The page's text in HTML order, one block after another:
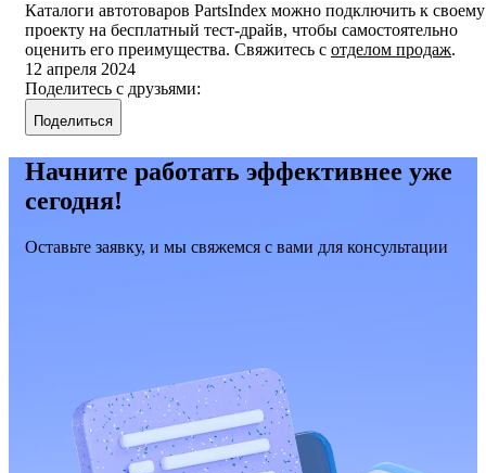
Каталоги автотоваров PartsIndex можно подключить к своему
проекту на бесплатный тест-драйв, чтобы самостоятельно
оценить его преимущества. Свяжитесь с отделом продаж.
12 апреля 2024
Поделитесь с друзьями:
Поделиться
Начните работать эффективнее уже
сегодня!
Оставьте заявку, и мы свяжемся с вами для консультации